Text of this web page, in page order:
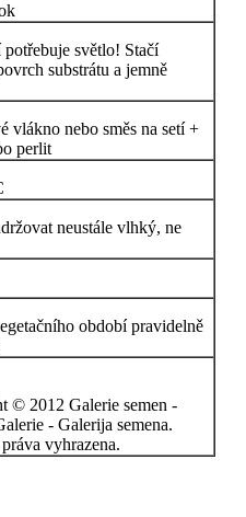
světlo! Stačí
substrátu a jemně
vlákno nebo směs na setí +
perlit
neustále vlhký, ne
období pravidelně
© 2012 Galerie semen -
- Galerija semena.
vyhrazena.